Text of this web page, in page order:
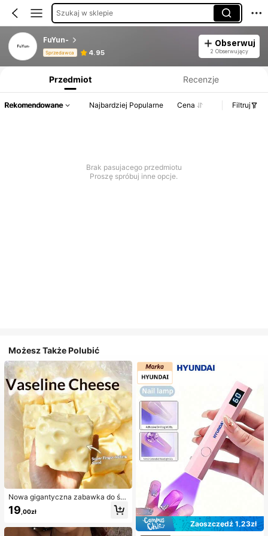
Szukaj w sklepie
FuYun-
Sprzedawca 4.95
Obserwuj
2 Obserwujący
Przedmiot Recenzje
Rekomendowane Najbardziej Popularne Cena Filtruj
Brak pasujacego przedmiotu
Proszę spróbuj inne opcje.
Możesz Także Polubić
Nowa gigantyczna zabawka do ści
skania w kształcie sera z nadzienie
m, kwadratowa piłka serowa do ści
a, powolne odbijanie, obudowa z T
19 ,00zł
Zaoszczędź 1,23zł